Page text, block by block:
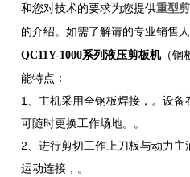
和您对技术的要求为您提供重型
的介绍。如需了解请的专业销售人
QC11Y-1000系列液压剪板机（钢
能特点：
1、主机采用全钢板焊接，。设备
可随时更换工作场地。。
2、进行剪切工作上刀板与动力
运动连接，。